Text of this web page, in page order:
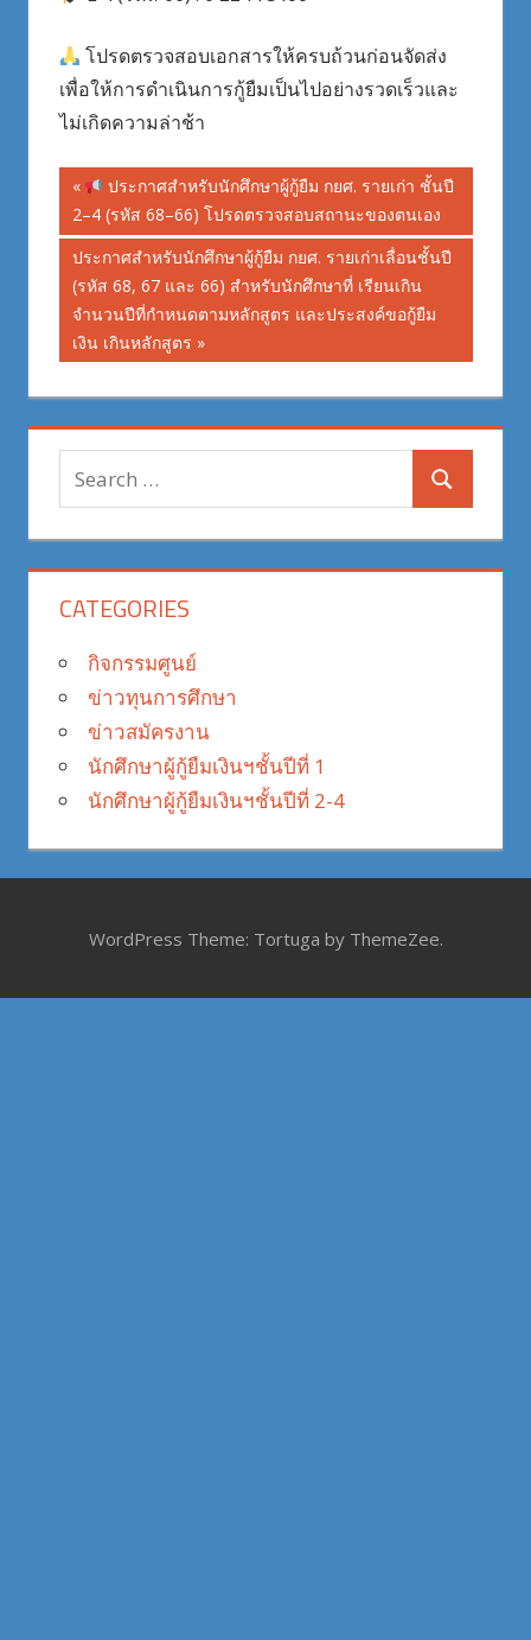
โปรดตรวจสอบเอกสารให้ครบถ้วนก่อนจัดส่ง
เพื่อให้การดำเนินการกู้ยืมเป็นไปอย่างรวดเร็วและ
ไม่เกิดความล่าช้า
Post
navigation
Previous
Post:
ประกาศสำหรับนักศึกษาผู้กู้ยืม กยศ. รายเก่า ชั้นปี
2–4 (รหัส 68–66) โปรดตรวจสอบสถานะของตนเอง
Next
Post:
ประกาศสำหรับนักศึกษาผู้กู้ยืม กยศ. รายเก่าเลื่อนชั้นปี
(รหัส 68, 67 และ 66) สำหรับนักศึกษาที่ เรียนเกิน
จำนวนปีที่กำหนดตามหลักสูตร และประสงค์ขอกู้ยืม
เงิน เกินหลักสูตร
Search
for:
Search
CATEGORIES
กิจกรรมศูนย์
ข่าวทุนการศึกษา
ข่าวสมัครงาน
นักศึกษาผู้กู้ยืมเงินฯชั้นปีที่ 1
นักศึกษาผู้กู้ยืมเงินฯชั้นปีที่ 2-4
WordPress Theme: Tortuga by ThemeZee.